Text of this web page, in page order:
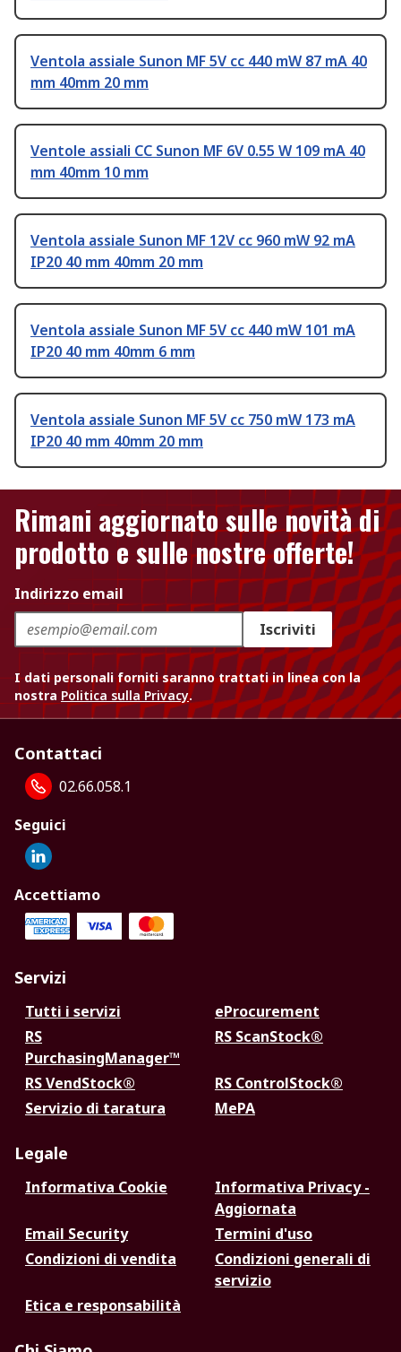
Ventola assiale Sunon MF 5V cc 440 mW 87 mA 40
mm 40mm 20 mm
Ventole assiali CC Sunon MF 6V 0.55 W 109 mA 40
mm 40mm 10 mm
Ventola assiale Sunon MF 12V cc 960 mW 92 mA
IP20 40 mm 40mm 20 mm
Ventola assiale Sunon MF 5V cc 440 mW 101 mA
IP20 40 mm 40mm 6 mm
Ventola assiale Sunon MF 5V cc 750 mW 173 mA
IP20 40 mm 40mm 20 mm
Rimani aggiornato sulle novità di
prodotto e sulle nostre offerte!
Indirizzo email
Iscriviti
I dati personali forniti saranno trattati in linea con la
nostra Politica sulla Privacy.
Contattaci
02.66.058.1
Seguici
Accettiamo
Servizi
Tutti i servizi
eProcurement
RS
PurchasingManager™
RS ScanStock®
RS VendStock®
RS ControlStock®
Servizio di taratura
MePA
Legale
Informativa Cookie
Informativa Privacy -
Aggiornata
Email Security
Termini d'uso
Condizioni di vendita
Condizioni generali di
servizio
Etica e responsabilità